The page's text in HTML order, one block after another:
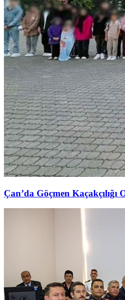
Çan’da Göçmen Kaçakçılığı